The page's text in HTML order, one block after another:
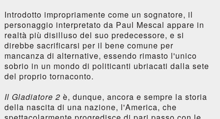
Introdotto impropriamente come un sognatore, il
personaggio interpretato da Paul Mescal appare in
realtà più disilluso del suo predecessore, e si
direbbe sacrificarsi per il bene comune per
mancanza di alternative, essendo rimasto l'unico
sobrio in un mondo di politicanti ubriacati dalla sete
del proprio tornaconto.
Il Gladiatore 2 è, dunque, ancora e sempre la storia
della nascita di una nazione, l'America, che